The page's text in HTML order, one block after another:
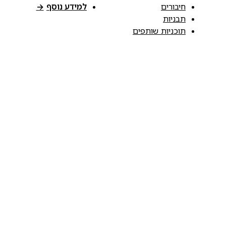
חיבורים
תבניות
תוכניות שותפים
למידע נוסף →